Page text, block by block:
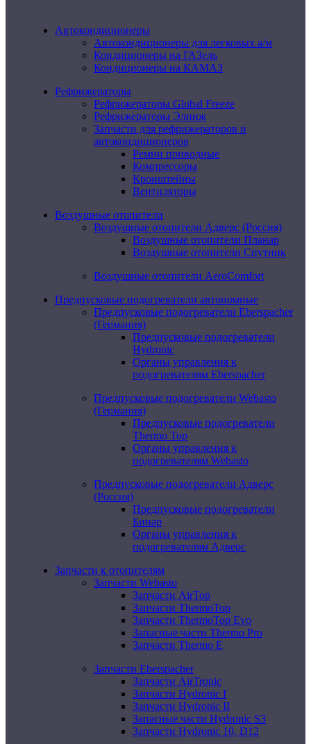
Автокондиционеры
Автокондиционеры для легковых а/м
Кондиционеры на ГАЗель
Кондиционеры на КАМАЗ
Рефрижераторы
Рефрижераторы Global Freeze
Рефрижераторы Элинж
Запчасти для рефрижераторов и
автокондиционеров
Ремни приводные
Компрессоры
Кронштейны
Вентиляторы
Воздушные отопители
Воздушные отопители Адверс (Россия)
Воздушные отопители Планар
Воздушные отопители Спутник
Воздушные отопители AeroComfort
Предпусковые подогреватели автономные
Предпусковые подогреватели Eberspacher
(Германия)
Предпусковые подогреватели
Hydronic
Органы управления к
подогревателям Eberspacher
Предпусковые подогреватели Webasto
(Германия)
Предпусковые подогреватели
Thermo Top
Органы управления к
подогревателям Webasto
Предпусковые подогреватели Адверс
(Россия)
Предпусковые подогреватели
Бинар
Органы управления к
подогревателям Адверс
Запчасти к отопителям
Запчасти Webasto
Запчасти AirTop
Запчасти ThermoTop
Запчасти ThermoTop Evo
Запасные части Thermo Pro
Запчасти Thermo E
Запчасти Eberspacher
Запчасти AirTronic
Запчасти Hydronic I
Запчасти Hydronic II
Запасные части Hydronic S3
Запчасти Hydronic 10, D12